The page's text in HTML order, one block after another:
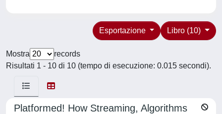
Libro (10)
Esportazione
Mostra
records
Risultati 1 - 10 di 10 (tempo di esecuzione: 0.015 secondi).
Platformed! How Streaming, Algorithms